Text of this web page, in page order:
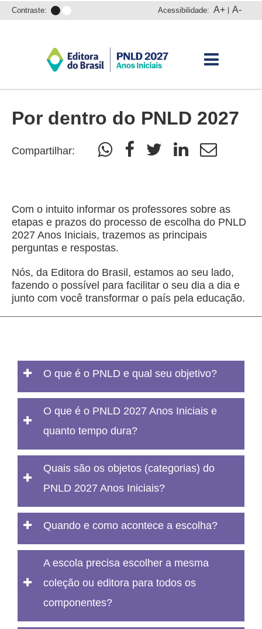
Acessibilidade: A+ A-
Contraste:
Por dentro do PNLD 2027
Compartilhar:
Com o intuito informar os professores sobre as
etapas e prazos do processo de escolha do PNLD
2027 Anos Iniciais, trazemos as principais
perguntas e respostas.
Nós, da Editora do Brasil, estamos ao seu lado,
fazendo o possível para facilitar o seu dia a dia e
junto com você transformar o país pela educação.
O que é o PNLD e qual seu objetivo?
O que é o PNLD 2027 Anos Iniciais e
quanto tempo dura?
Quais são os objetos (categorias) do
PNLD 2027 Anos Iniciais?
Quando e como acontece a escolha?
A escola precisa escolher a mesma
coleção ou editora para todos os
componentes?